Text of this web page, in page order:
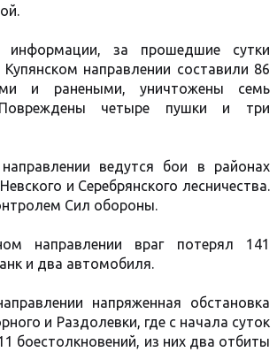
информации, за прошедшие сутки
Купянском направлении составили 86
и ранеными, уничтожены семь
Повреждены четыре пушки и три
ведутся бои в районах
и Серебрянского лесничества.
Сил обороны.
направлении враг потерял 141
и два автомобиля.
напряженная обстановка
и Раздолевки, где с начала суток
боестолкновений, из них два отбиты